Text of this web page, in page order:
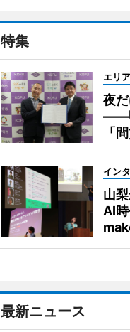
特集
エリ
夜
――
「
イン
山
AI
最新ニュース